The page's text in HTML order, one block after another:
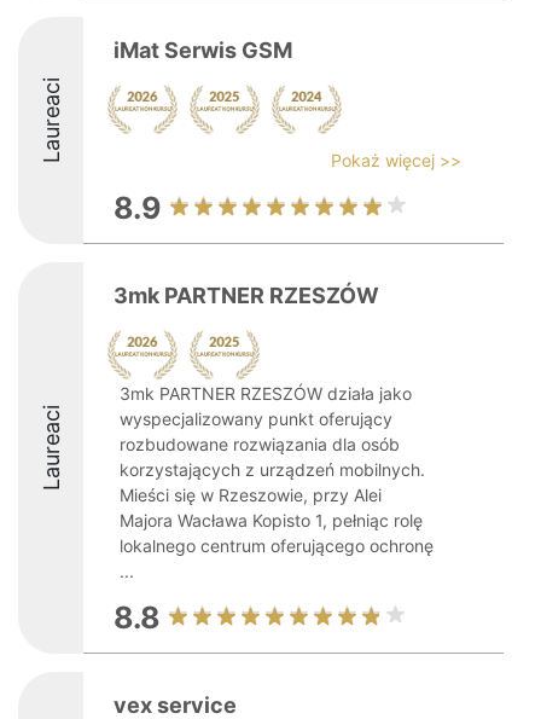
Laureaci
iMat Serwis GSM
Pokaż więcej >>
8.9
Laureaci
3mk PARTNER RZESZÓW
3mk PARTNER RZESZÓW działa jako
wyspecjalizowany punkt oferujący
rozbudowane rozwiązania dla osób
korzystających z urządzeń mobilnych.
Mieści się w Rzeszowie, przy Alei
Majora Wacława Kopisto 1, pełniąc rolę
lokalnego centrum oferującego ochronę
...
8.8
vex service